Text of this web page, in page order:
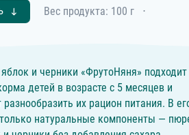
Вес продукта: 100 г ⋅
и черники «ФрутоНяня» подходит
детей в возрасте с 5 месяцев и
их рацион питания. В
натуральные компоненты —